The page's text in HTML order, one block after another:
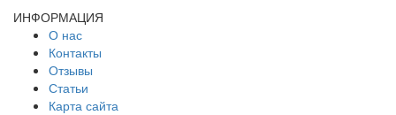
ИНФОРМАЦИЯ
О нас
Контакты
Отзывы
Статьи
Карта сайта